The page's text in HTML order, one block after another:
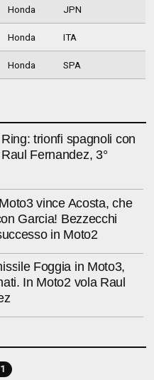
Honda JPN
Honda ITA
Honda SPA
trionfi spagnoli con
Fernandez, 3°
vince Acosta, che
Garcia! Bezzecchi
in Moto2
Foggia in Moto3,
In Moto2 vola Raul